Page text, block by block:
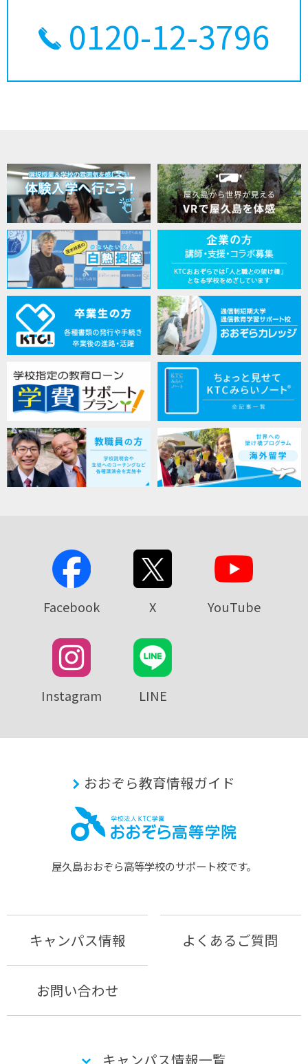
0120-12-3796
Facebook X YouTube
Instagram LINE
おおぞら教育情報ガイド
屋久島おおぞら⾼等学校のサポート校です。
キャンパス情報 よくあるご質問
お問い合わせ
キャンパス情報一覧